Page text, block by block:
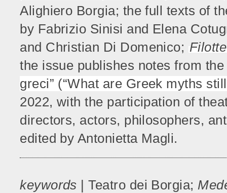
Alighiero Borgia; the full texts of
by Fabrizio Sinisi and Elena
and Christian Di Domenico;
the issue publishes notes from
greci” (“What are Greek myths
2022, with the participation of
directors, actors, philosophers,
edited by Antonietta Magli.
keywords | Teatro dei Borgia;